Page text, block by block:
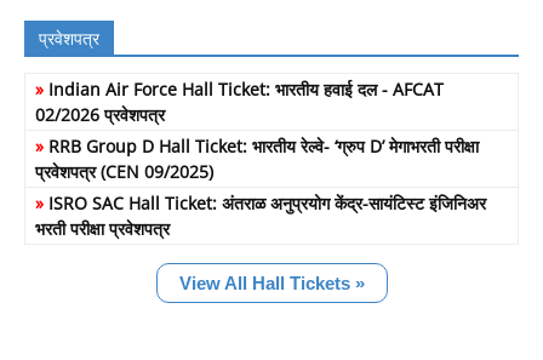
प्रवेशपत्र
» Indian Air Force Hall Ticket: भारतीय हवाई दल - AFCAT
02/2026 प्रवेशपत्र
» RRB Group D Hall Ticket: भारतीय रेल्वे- ‘ग्रुप D’ मेगाभरती परीक्षा
प्रवेशपत्र (CEN 09/2025)
» ISRO SAC Hall Ticket: अंतराळ अनुप्रयोग केंद्र-सायंटिस्ट इंजिनिअर
भरती परीक्षा प्रवेशपत्र
View All Hall Tickets »